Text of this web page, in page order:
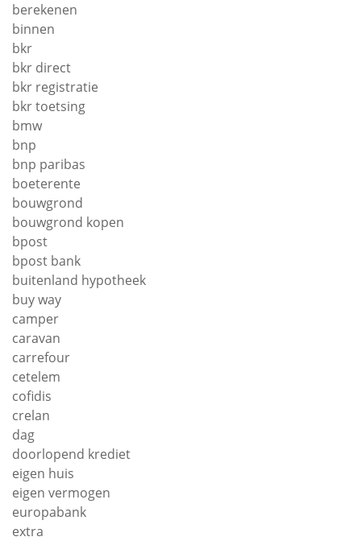
berekenen
binnen
bkr
bkr direct
bkr registratie
bkr toetsing
bmw
bnp
bnp paribas
boeterente
bouwgrond
bouwgrond kopen
bpost
bpost bank
buitenland hypotheek
buy way
camper
caravan
carrefour
cetelem
cofidis
crelan
dag
doorlopend krediet
eigen huis
eigen vermogen
europabank
extra